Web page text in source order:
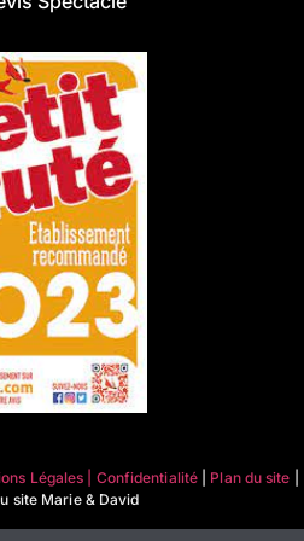
Légales | Confidentialité Plan du site
site Marie & David